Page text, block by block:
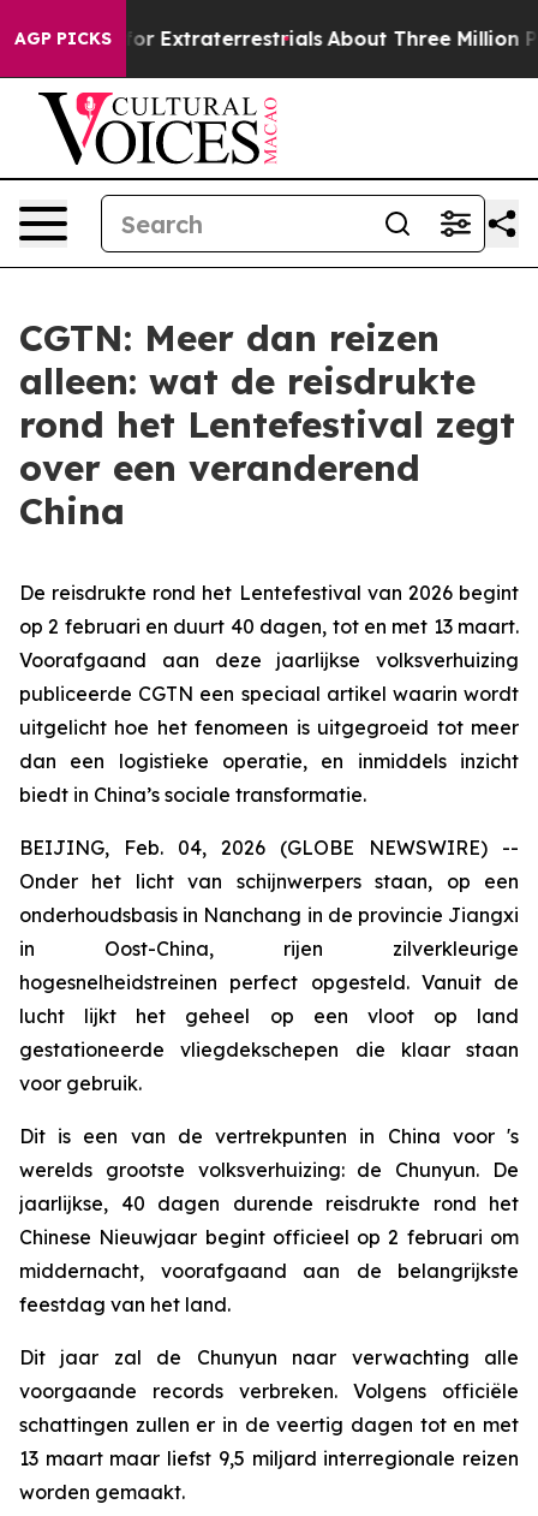
AGP PICKS
Hunt for Extraterrestrials About Three Million
CGTN: Meer dan reizen
alleen: wat de reisdrukte
rond het Lentefestival zegt
over een veranderend
China
De reisdrukte rond het Lentefestival van 2026 begint
op 2 februari en duurt 40 dagen, tot en met 13 maart.
Voorafgaand aan deze jaarlijkse volksverhuizing
publiceerde CGTN een speciaal artikel waarin wordt
uitgelicht hoe het fenomeen is uitgegroeid tot meer
dan een logistieke operatie, en inmiddels inzicht
biedt in China’s sociale transformatie.
BEIJING, Feb. 04, 2026 (GLOBE NEWSWIRE) --
Onder het licht van schijnwerpers staan, op een
onderhoudsbasis in Nanchang in de provincie Jiangxi
in Oost-China, ​​rijen zilverkleurige
hogesnelheidstreinen perfect opgesteld. Vanuit de
lucht lijkt het geheel op een vloot op land
gestationeerde vliegdekschepen die klaar staan
voor gebruik.
Dit is een van de vertrekpunten in China voor 's
werelds grootste volksverhuizing: de Chunyun. De
jaarlijkse, 40 dagen durende reisdrukte rond het
Chinese Nieuwjaar begint officieel op 2 februari om
middernacht, voorafgaand aan de belangrijkste
feestdag van het land.
Dit jaar zal de Chunyun naar verwachting alle
voorgaande records verbreken. Volgens officiële
schattingen zullen er in de veertig dagen tot en met
13 maart maar liefst 9,5 miljard interregionale reizen
worden gemaakt.